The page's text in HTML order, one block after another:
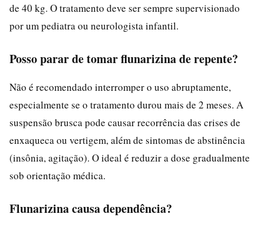
de 40 kg. O tratamento deve ser sempre supervisionado
por um pediatra ou neurologista infantil.
Posso parar de tomar flunarizina de repente?
Não é recomendado interromper o uso abruptamente,
especialmente se o tratamento durou mais de 2 meses. A
suspensão brusca pode causar recorrência das crises de
enxaqueca ou vertigem, além de sintomas de abstinência
(insônia, agitação). O ideal é reduzir a dose gradualmente
sob orientação médica.
Flunarizina causa dependência?